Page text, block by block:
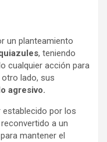
un planteamiento
, teniendo
cualquier acción para
lado, sus
agresivo.
establecido por los
a un
mantener el